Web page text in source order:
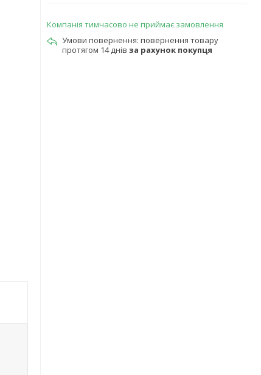
Компанія тимчасово не приймає замовлення
повернення товару
протягом 14 днів за рахунок покупця